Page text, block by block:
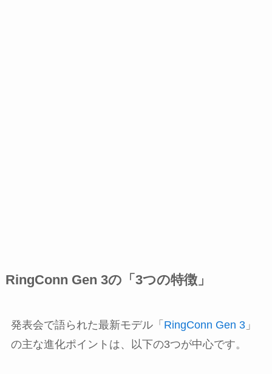
RingConn Gen 3の「3つの特徴」
発表会で語られた最新モデル「 RingConn Gen 3」
の主な進化ポイントは、以下の3つが中心です。